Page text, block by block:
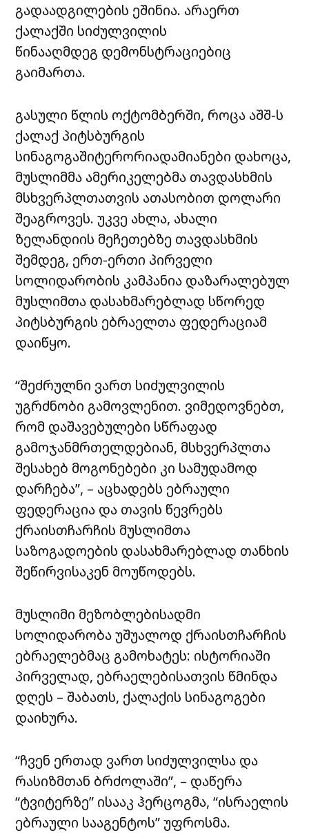
გადაადგილების ეშინია. არაერთ
ქალაქში სიძულვილის
წინააღმდეგ დემონსტრაციებიც
გაიმართა.
გასული წლის ოქტომბერში, როცა აშშ-ს
ქალაქ პიტსბურგის
სინაგოგაშიტერორიადამიანები დახოცა,
მუსლიმმა ამერიკელებმა თავდასხმის
მსხვერპლთათვის ათასობით დოლარი
შეაგროვეს. უკვე ახლა, ახალი
ზელანდიის მეჩეთებზე თავდასხმის
შემდეგ, ერთ-ერთი პირველი
სოლიდარობის კამპანია დაზარალებულ
მუსლიმთა დასახმარებლად სწორედ
პიტსბურგის ებრაელთა ფედერაციამ
დაიწყო.
“შეძრულნი ვართ სიძულვილის
უგრძნობი გამოვლენით. ვიმედოვნებთ,
რომ დაშავებულები სწრაფად
გამოჯანმრთელდებიან, მსხვერპლთა
შესახებ მოგონებები კი სამუდამოდ
დარჩება”, – აცხადებს ებრაული
ფედერაცია და თავის წევრებს
ქრაისთჩარჩის მუსლიმთა
საზოგადოების დასახმარებლად თანხის
შეწირვისაკენ მოუწოდებს.
მუსლიმი მეზობლებისადმი
სოლიდარობა უშუალოდ ქრაისთჩარჩის
ებრაელებმაც გამოხატეს: ისტორიაში
პირველად, ებრაელებისათვის წმინდა
დღეს – შაბათს, ქალაქის სინაგოგები
დაიხურა.
“ჩვენ ერთად ვართ სიძულვილსა და
რასიზმთან ბრძოლაში”, – დაწერა
“ტვიტერზე” ისააკ ჰერცოგმა, “ისრაელის
ებრაული სააგენტოს” უფროსმა.